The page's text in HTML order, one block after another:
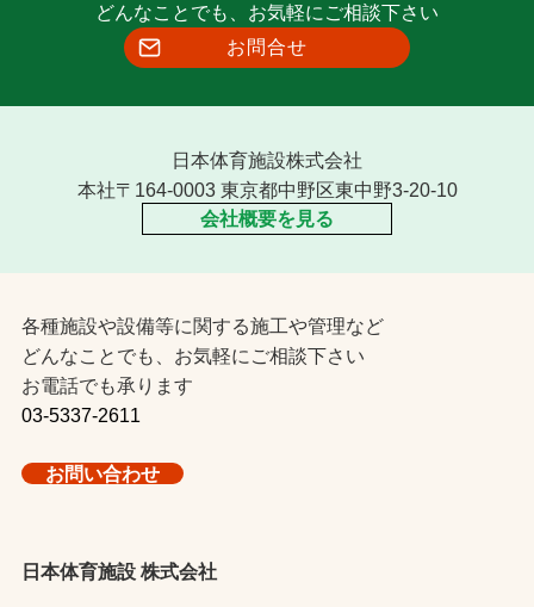
どんなことでも、お気軽にご相談下さい
お問合せ
日本体育施設株式会社
本社〒164-0003 東京都中野区東中野3-20-10
会社概要を見る
各種施設や設備等に関する施工や管理など
どんなことでも、お気軽にご相談下さい
お電話でも承ります
03-5337-2611
お問い合わせ
日本体育施設 株式会社